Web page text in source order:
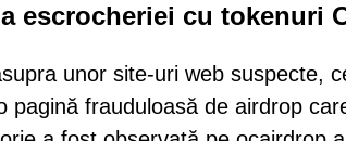
escrocheriei cu tokenuri
unor site-uri web suspecte,
pagină frauduloasă de airdrop